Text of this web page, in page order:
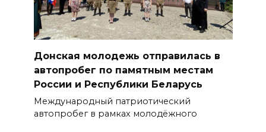
Донская молодежь отправилась в
автопробег по памятным местам
России и Республики Беларусь
Международный патриотический
автопробег в рамках молодёжного